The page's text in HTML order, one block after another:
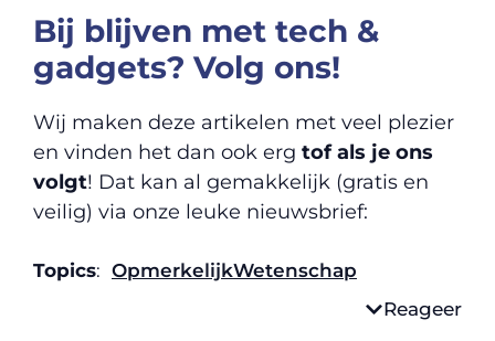
Bij blijven met tech &
gadgets? Volg ons!
Wij maken deze artikelen met veel plezier
en vinden het dan ook erg tof als je ons
volgt! Dat kan al gemakkelijk (gratis en
veilig) via onze leuke nieuwsbrief:
Topics: OpmerkelijkWetenschap
Reageer